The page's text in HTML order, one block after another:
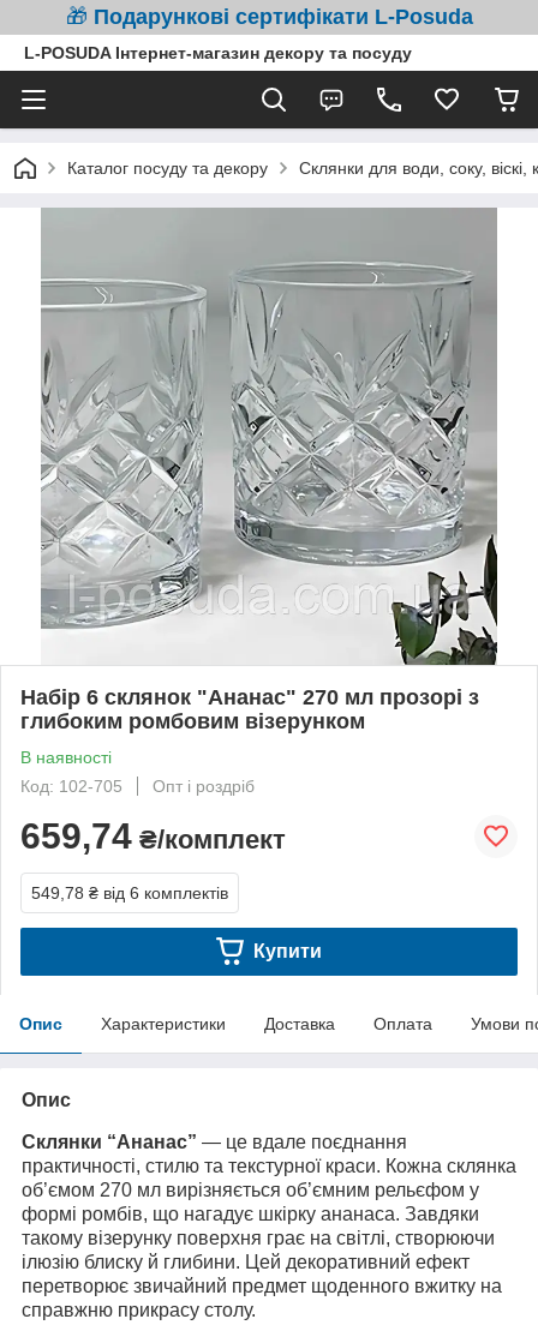
🎁 Подарункові сертифікати L-Posuda
L-POSUDA Інтернет-магазин декору та посуду
Каталог посуду та декору Склянки для води, соку, віскі,
Набір 6 склянок "Ананас" 270 мл прозорі з
глибоким ромбовим візерунком
В наявності
Код: 102-705
Опт і роздріб
659,74 ₴/комплект
549,78 ₴ від 6 комплектів
Купити
Опис Характеристики Доставка Оплата Умови
Опис
Склянки “Ананас” — це вдале поєднання
практичності, стилю та текстурної краси. Кожна склянка
об’ємом 270 мл вирізняється об’ємним рельєфом у
формі ромбів, що нагадує шкірку ананаса. Завдяки
такому візерунку поверхня грає на світлі, створюючи
ілюзію блиску й глибини. Цей декоративний ефект
перетворює звичайний предмет щоденного вжитку на
справжню прикрасу столу.